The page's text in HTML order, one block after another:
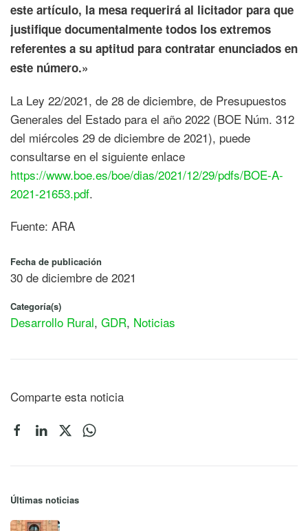
este artículo, la mesa requerirá al licitador para que
justifique documentalmente todos los extremos
referentes a su aptitud para contratar enunciados en
este número.»
La Ley 22/2021, de 28 de diciembre, de Presupuestos
Generales del Estado para el año 2022 (BOE Núm. 312
del miércoles 29 de diciembre de 2021), puede
consultarse en el siguiente enlace
https://www.boe.es/boe/dias/2021/12/29/pdfs/BOE-A-
2021-21653.pdf.
Fuente: ARA
Fecha de publicación
30 de diciembre de 2021
Categoría(s)
Desarrollo Rural, GDR, Noticias
Comparte esta noticia
Últimas noticias